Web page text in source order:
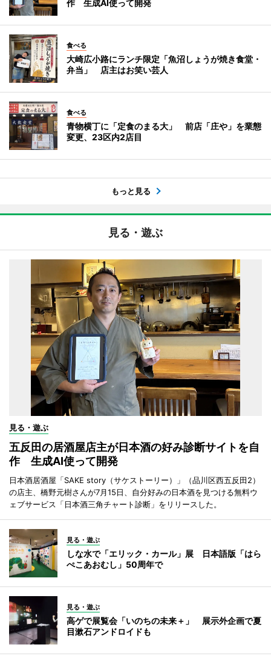
作 生成AI使って開発
食べる
大崎広小路にランチ限定「魚沼しょうが焼き食堂・
弁当」 店主はお笑い芸人
食べる
青物横丁に「定食のまる大」 前店「庄や」を業態
変更、23区内2店目
もっと見る
見る・遊ぶ
見る・遊ぶ
五反田の居酒屋店主が日本酒の好み診断サイトを自
作 生成AI使って開発
日本酒居酒屋「SAKE story（サケストーリー）」（品川区西五反田2）
の店主、橋野元樹さんが7月15日、自分好みの日本酒を見つける無料ウ
ェブサービス「日本酒三角チャート診断」をリリースした。
見る・遊ぶ
しな水で「エリック・カール」展 日本語版「はら
ぺこあおむし」50周年で
見る・遊ぶ
高ゲで展覧会「いのちの未来＋」 展示外企画で夏
目漱石アンドロイドも